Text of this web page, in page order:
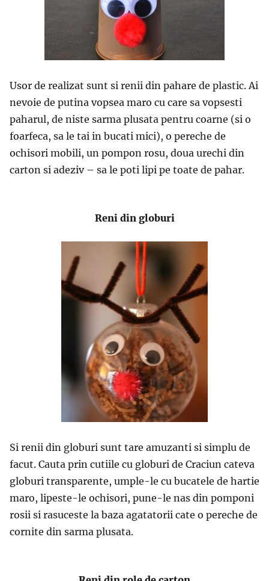
Usor de realizat sunt si renii din pahare de plastic. Ai
nevoie de putina vopsea maro cu care sa vopsesti
paharul, de niste sarma plusata pentru coarne (si o
foarfeca, sa le tai in bucati mici), o pereche de
ochisori mobili, un pompon rosu, doua urechi din
carton si adeziv – sa le poti lipi pe toate de pahar.
Reni din globuri
Si renii din globuri sunt tare amuzanti si simplu de
facut. Cauta prin cutiile cu globuri de Craciun cateva
globuri transparente, umple-le cu bucatele de hartie
maro, lipeste-le ochisori, pune-le nas din pomponi
rosii si rasuceste la baza agatatorii cate o pereche de
cornite din sarma plusata.